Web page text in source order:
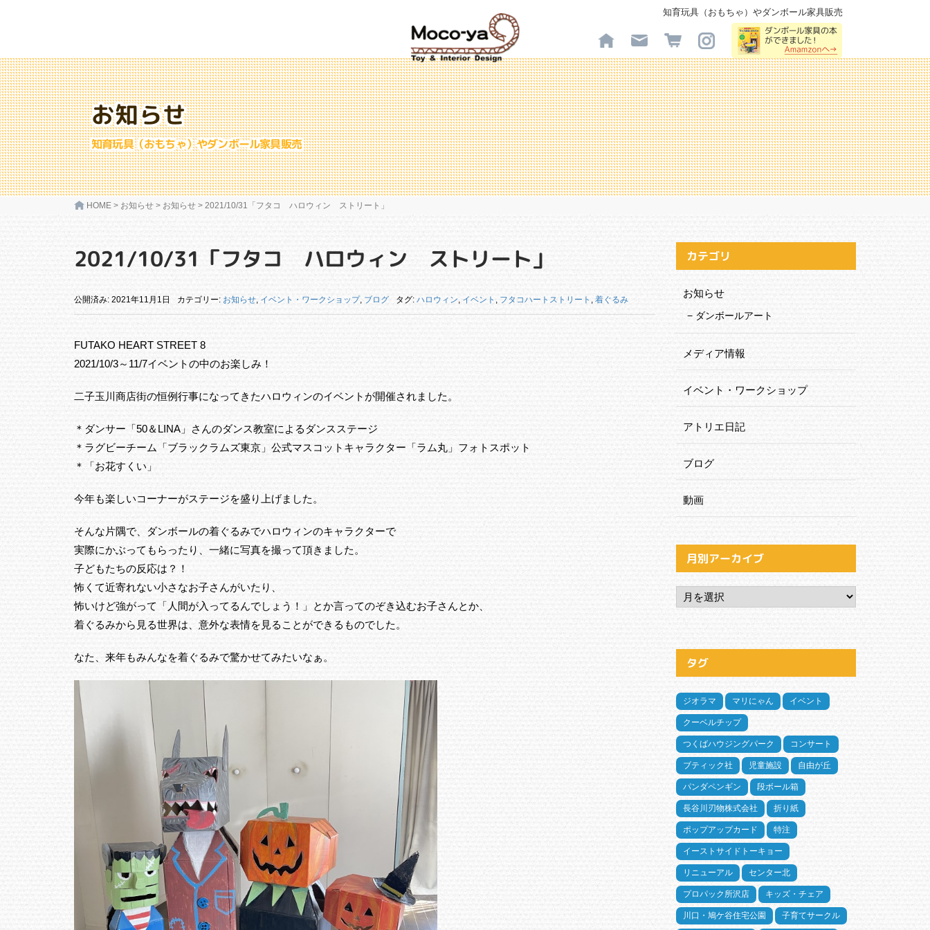
知育玩具（おもちゃ）やダンボール家具販売
お知らせ
知育玩具（おもちゃ）やダンボール家具販売
HOME > お知らせ > お知らせ > 2021/10/31「フタコ ハロウィン ストリート」
2021/10/31「フタコ ハロウィン ストリート」
公開済み: 2021年11月1日 カテゴリー: お知らせ, イベント・ワークショップ, ブログ タグ: ハロウィン, イベント , フタコハートストリート , 着ぐるみ
FUTAKO HEART STREET 8
2021/10/3～11/7イベントの中のお楽しみ！
二子玉川商店街の恒例行事になってきたハロウィンのイベントが開催されました。
＊ダンサー「50＆LINA」さんのダンス教室によるダンスステージ
＊ラグビーチーム「ブラックラムズ東京」公式マスコットキャラクター「ラム丸」フォトスポット
＊「お花すくい」
今年も楽しいコーナーがステージを盛り上げました。
そんな片隅で、ダンボールの着ぐるみでハロウィンのキャラクターで
実際にかぶってもらったり、一緒に写真を撮って頂きました。
子どもたちの反応は？！
怖くて近寄れない小さなお子さんがいたり、
怖いけど強がって「人間が入ってるんでしょう！」とか言ってのぞき込むお子さんとか、
着ぐるみから見る世界は、意外な表情を見ることができるものでした。
なた、来年もみんなを着ぐるみで驚かせてみたいなぁ。
カテゴリ
お知らせ
ダンボールアート
メディア情報
イベント・ワークショップ
アトリエ日記
ブログ
動画
月別アーカイブ
タグ
ジオラマ マリにゃん イベント
クーベルチップ
つくばハウジングパーク コンサート
ブティック社 児童施設 自由が丘
パンダペンギン 段ボール箱
長谷川刃物株式会社 折り紙
ポップアップカード 特注
イーストサイドトーキョー
リニューアル センター北
プロパック所沢店 キッズ・チェア
川口・鳩ケ谷住宅公園 子育てサークル